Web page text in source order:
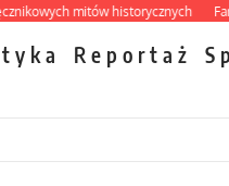
mitów historycznych
Reportaż